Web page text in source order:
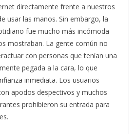
directamente frente a nuestros
usar las manos. Sin embargo, la
fue mucho más incómoda
mostraban. La gente común no
con personas que tenían una
pegada a la cara, lo que
inmediata. Los usuarios
apodos despectivos y muchos
prohibieron su entrada para